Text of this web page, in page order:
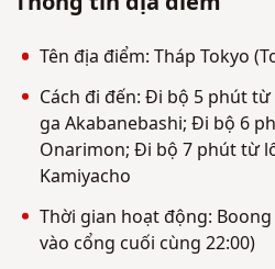
Tên địa điểm: Tháp Tokyo
Cách đi đến: Đi bộ 5 phút
ga Akabanebashi; Đi bộ 6
Onarimon; Đi bộ 7 phút từ
Kamiyacho
Thời gian hoạt động:
vào cổng cuối cùng 22:00)